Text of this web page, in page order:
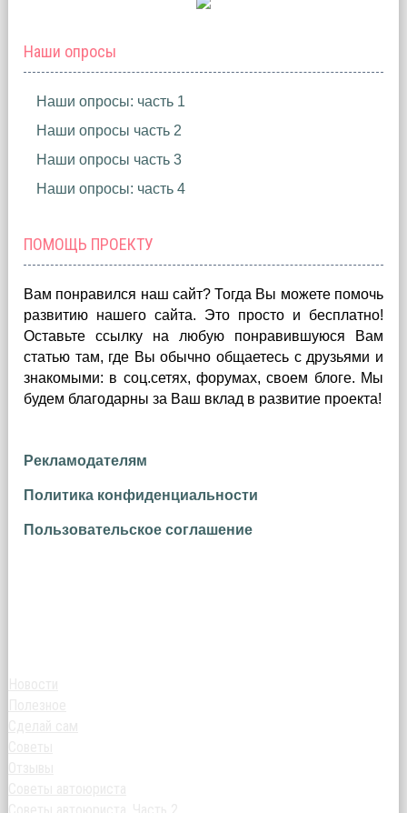
Наши опросы
Наши опросы: часть 1
Наши опросы часть 2
Наши опросы часть 3
Наши опросы: часть 4
ПОМОЩЬ ПРОЕКТУ
Вам понравился наш сайт? Тогда Вы можете помочь
развитию нашего сайта. Это просто и бесплатно!
Оставьте ссылку на любую понравившуюся Вам
статью там, где Вы обычно общаетесь с друзьями и
знакомыми: в соц.сетях, форумах, своем блоге. Мы
будем благодарны за Ваш вклад в развитие проекта!
Рекламодателям
Политика конфиденциальности
Пользовательское соглашение